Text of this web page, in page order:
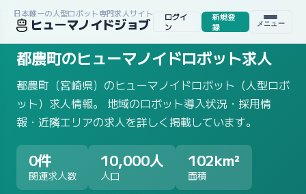
日本唯一の人型ロボット専門求人サイト
ヒューマノイドジョブ
ログイ
ン
新規登
録
メニュー
ホーム/求人一覧/地域から探す/宮崎県/
都農町のヒューマノイドロボット求人
都農町（宮崎県）のヒューマノイドロボット（人型ロボ
ット）求人情報。 地域のロボット導入状況・採用情
報・近隣エリアの求人を詳しく掲載しています。
0件
関連求人数
10,000人
人口
102km²
面積